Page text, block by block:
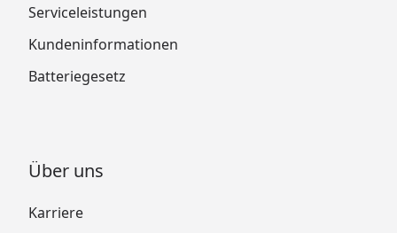
Serviceleistungen
Kundeninformationen
Batteriegesetz
Über uns
Karriere